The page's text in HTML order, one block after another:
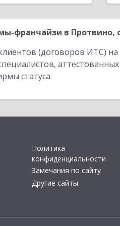
франчайзи в Протвино,
(договоров ИТС)
статуса
Политика
конфиденциальности
Замечания по сайту
Другие сайты